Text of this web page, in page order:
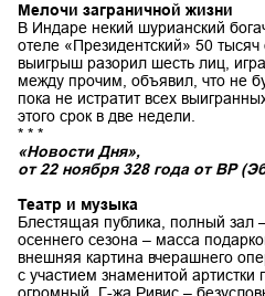
Мелочи заграничной жизни
В Индаре некий шурианский
отеле «Президентский» 50
выигрыш разорил шесть лиц,
между прочим, объявил, что не
пока не истратит всех
этого срок в две недели.
* * *
«Новости Дня»,
от 22 ноября 328 года от ВР
Театр и музыка
Блестящая публика, полный зал
осеннего сезона – масса
внешняя картина вчерашнего
с участием знаменитой